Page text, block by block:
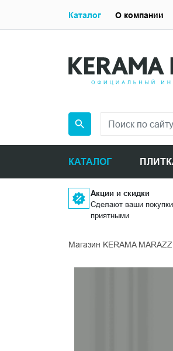
КАТАЛОГ
Каталог О компании
Акции и скидки
Сделают ваши
приятными
Магазин KERAMA